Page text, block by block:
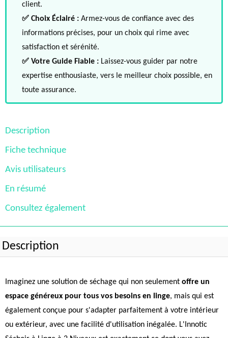
client.
✅ Choix Éclairé : Armez-vous de confiance avec des
informations précises, pour un choix qui rime avec
satisfaction et sérénité.
✅ Votre Guide Fiable : Laissez-vous guider par notre
expertise enthousiaste, vers le meilleur choix possible, en
toute assurance.
Description
Fiche technique
Avis utilisateurs
En résumé
Consultez également
Description
Imaginez une solution de séchage qui non seulement offre un
espace généreux pour tous vos besoins en linge, mais qui est
également conçue pour s'adapter parfaitement à votre intérieur
ou extérieur, avec une facilité d'utilisation inégalée. L'Innotic